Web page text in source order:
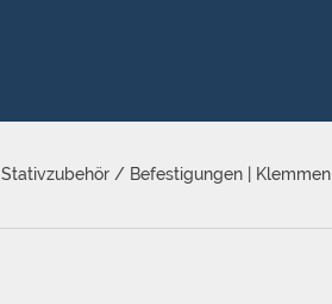
Stativzubehör / Befestigungen | Klemmen